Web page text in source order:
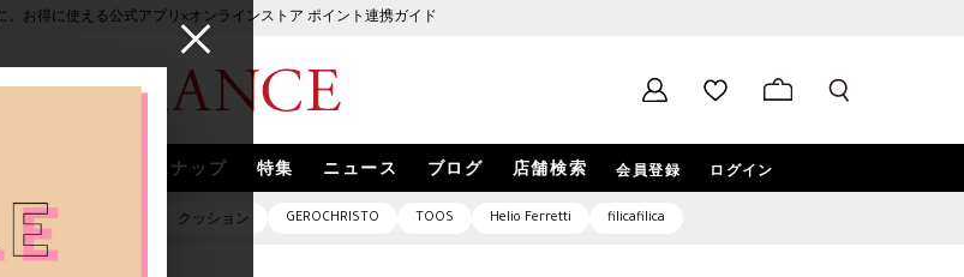
。お得に使える公式アプリ×オンラインストア ポイント連携ガイド
スナップ 特集 ニュース ブログ 店舗検索 会員登録 ログイン
ッグ クッション GEROCHRISTO TOOS Helio Ferretti filicafilica